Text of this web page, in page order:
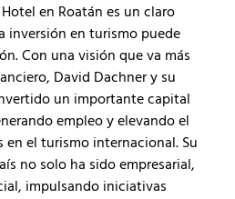
en Roatán es un claro
inversión en turismo puede
Con una visión que va más
David Dachner y su
un importante capital
empleo y elevando el
en el turismo internacional. Su
no solo ha sido empresarial,
impulsando iniciativas